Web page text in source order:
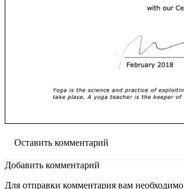
Оставить комментарий
Добавить комментарий
Для отправки комментария вам необходимо